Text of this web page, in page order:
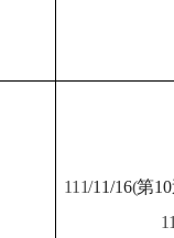
111/11/16(第